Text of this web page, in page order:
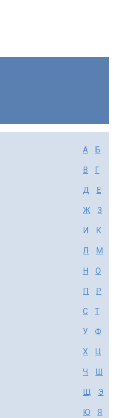
А Б
В Г
Д Е
Ж З
И К
Л М
Н О
П Р
С Т
У Ф
Х Ц
Ч Ш
Щ Э
Ю Я